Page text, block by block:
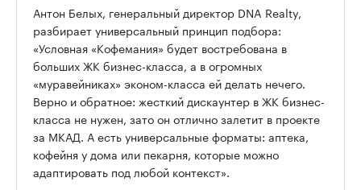
Антон Белых, генеральный директор DNA Realty,
разбирает универсальный принцип подбора:
«Условная «Кофемания» будет востребована в
больших ЖК бизнес-класса, а в огромных
«муравейниках» эконом-класса ей делать нечего.
Верно и обратное: жесткий дискаунтер в ЖК бизнес-
класса не нужен, зато он отлично залетит в проекте
за МКАД. А есть универсальные форматы: аптека,
кофейня у дома или пекарня, которые можно
адаптировать под любой контекст».